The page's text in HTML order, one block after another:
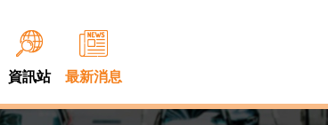
資訊站 最新消息